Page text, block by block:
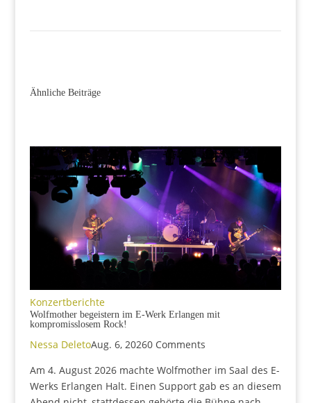
Ähnliche Beiträge
Konzertberichte
Wolfmother begeistern im E-Werk Erlangen mit
kompromisslosem Rock!
Nessa DeletoAug. 6, 20260 Comments
Am 4. August 2026 machte Wolfmother im Saal des E-
Werks Erlangen Halt. Einen Support gab es an diesem